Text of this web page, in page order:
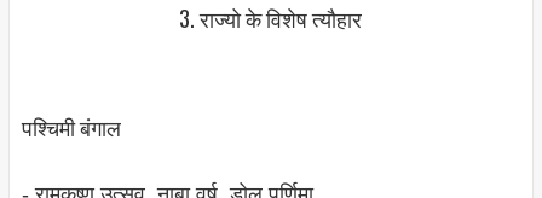
3. राज्‍यो के विशेष त्‍यौहार
पश्चिमी बंगाल